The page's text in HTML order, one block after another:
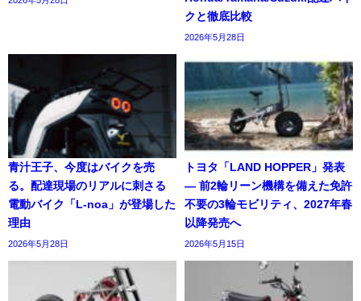
クと徹底比較
2026年5月28日
青汁王子、今度はバイクを売
る。配達現場のリアルに刺さる
電動バイク「L-noa」が登場した
理由
2026年5月28日
トヨタ「LAND HOPPER」発表
― 前2輪リーン機構を備えた免許
不要の3輪モビリティ、2027年春
以降発売へ
2026年5月15日